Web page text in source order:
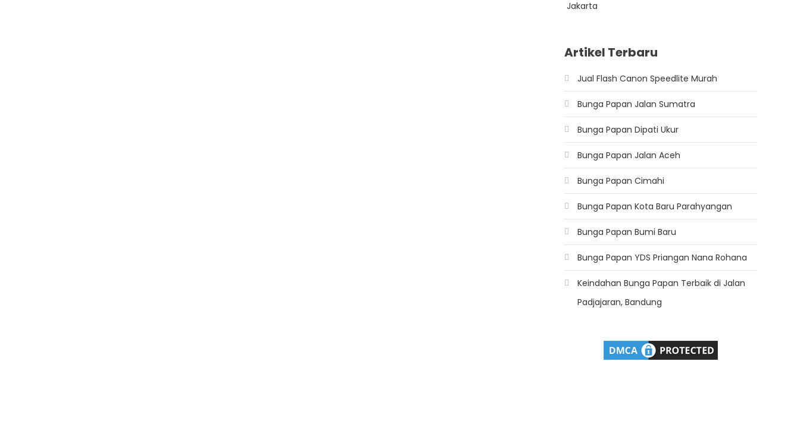
Artikel Terbaru
Jual Flash Canon Speedlite Murah
Bunga Papan Jalan Sumatra
Bunga Papan Dipati Ukur
Bunga Papan Jalan Aceh
Bunga Papan Cimahi
Bunga Papan Kota Baru Parahyangan
Bunga Papan Bumi Baru
Bunga Papan YDS Priangan Nana Rohana
Keindahan Bunga Papan Terbaik di Jalan
Padjajaran, Bandung